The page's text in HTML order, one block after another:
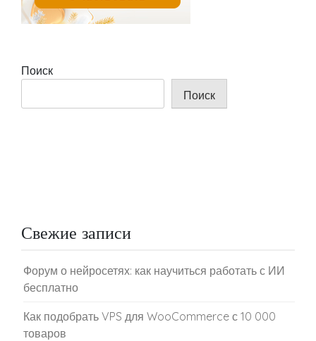
Поиск
Поиск
Свежие записи
Форум о нейросетях: как научиться работать с ИИ
бесплатно
Как подобрать VPS для WooCommerce с 10 000
товаров